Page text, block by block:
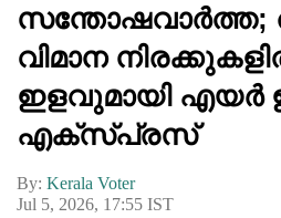
സന്തോഷവാർത്ത;
വിമാന
ഇളവുമായി എയർ
എക്സ്പ്രസ്
By: Kerala Voter
Jul 5, 2026, 17:55 IST